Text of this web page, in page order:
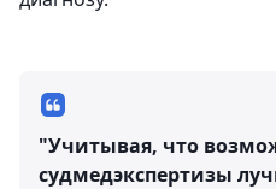
"Учитывая, что
судмедэкспертизы